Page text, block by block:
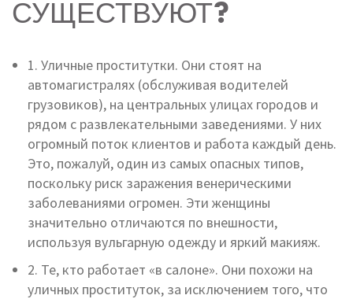
СУЩЕСТВУЮТ?
1. Уличные проститутки. Они стоят на
автомагистралях (обслуживая водителей
грузовиков), на центральных улицах городов и
рядом с развлекательными заведениями. У них
огромный поток клиентов и работа каждый день.
Это, пожалуй, один из самых опасных типов,
поскольку риск заражения венерическими
заболеваниями огромен. Эти женщины
значительно отличаются по внешности,
используя вульгарную одежду и яркий макияж.
2. Те, кто работает «в салоне». Они похожи на
уличных проституток, за исключением того, что